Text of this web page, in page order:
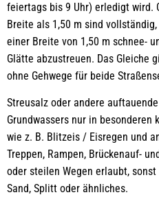
feiertags bis 9 Uhr) erledigt wird.
Breite als 1,50 m sind
einer Breite von 1,50 m schnee-
Glätte abzustreuen. Das Gleiche
ohne Gehwege für beide
Streusalz oder andere
Grundwassers nur in
wie z. B. Blitzeis / Eisregen und
Treppen, Rampen, Brückenauf-
oder steilen Wegen erlaubt,
Sand, Splitt oder ähnliches.